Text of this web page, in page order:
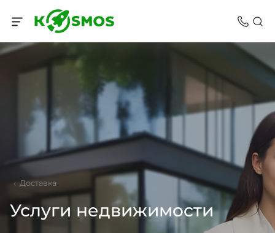
Доставка
Услуги недвижимости